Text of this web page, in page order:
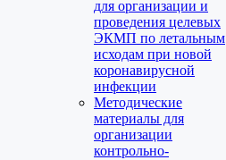
для организации и
проведения целевых
ЭКМП по летальным
исходам при новой
коронавирусной
инфекции
Методические
материалы для
организации
контрольно-